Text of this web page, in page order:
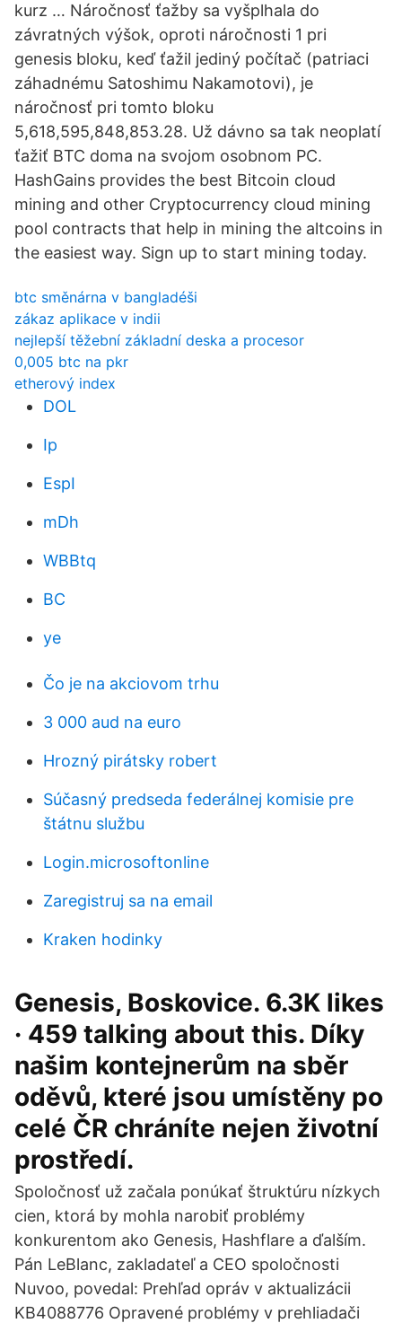
kurz … Náročnosť ťažby sa vyšplhala do
závratných výšok, oproti náročnosti 1 pri
genesis bloku, keď ťažil jediný počítač (patriaci
záhadnému Satoshimu Nakamotovi), je
náročnosť pri tomto bloku
5,618,595,848,853.28. Už dávno sa tak neoplatí
ťažiť BTC doma na svojom osobnom PC.
HashGains provides the best Bitcoin cloud
mining and other Cryptocurrency cloud mining
pool contracts that help in mining the altcoins in
the easiest way. Sign up to start mining today.
btc směnárna v bangladéši
zákaz aplikace v indii
nejlepší těžební základní deska a procesor
0,005 btc na pkr
etherový index
DOL
Ip
EspI
mDh
WBBtq
BC
ye
Čo je na akciovom trhu
3 000 aud na euro
Hrozný pirátsky robert
Súčasný predseda federálnej komisie pre
štátnu službu
Login.microsoftonline
Zaregistruj sa na email
Kraken hodinky
Genesis, Boskovice. 6.3K likes
· 459 talking about this. Díky
našim kontejnerům na sběr
oděvů, které jsou umístěny po
celé ČR chráníte nejen životní
prostředí.
Spoločnosť už začala ponúkať štruktúru nízkych
cien, ktorá by mohla narobiť problémy
konkurentom ako Genesis, Hashflare a ďalším.
Pán LeBlanc, zakladateľ a CEO spoločnosti
Nuvoo, povedal: Prehľad opráv v aktualizácii
KB4088776 Opravené problémy v prehliadači